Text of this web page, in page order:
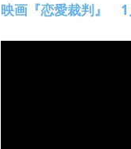
映画『恋愛裁判』 1